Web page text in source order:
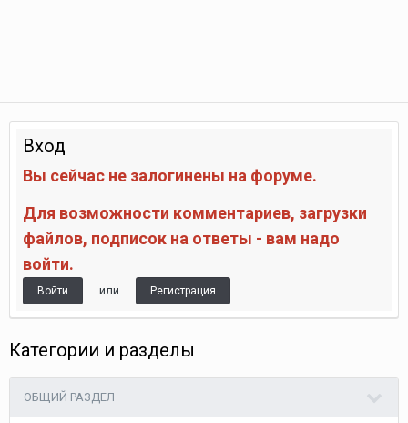
Вход
Вы сейчас не залогинены на форуме.
Для возможности комментариев, загрузки
файлов, подписок на ответы - вам надо
войти.
Войти или Регистрация
Категории и разделы
ОБЩИЙ РАЗДЕЛ